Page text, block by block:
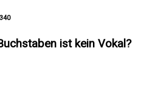
ist kein Vokal?